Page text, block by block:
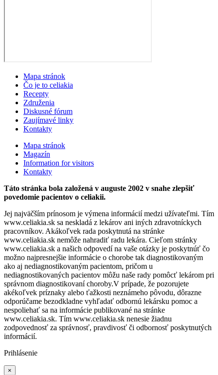
Mapa stránok
Čo je to celiakia
Recepty
Združenia
Diskusné fórum
Zaujímavé linky
Kontakty
Mapa stránok
Magazín
Information for visitors
Kontakty
Táto stránka bola založená v auguste 2002 v snahe zlepšiť
povedomie pacientov o celiakii.
Jej najväčším prínosom je výmena informácií medzi užívateľmi. Tím
www.celiakia.sk sa neskladá z lekárov ani iných zdravotníckych
pracovníkov. Akákoľvek rada poskytnutá na stránke
www.celiakia.sk nemôže nahradiť radu lekára. Cieľom stránky
www.celiakia.sk a našich odpovedí na vaše otázky je poskytnúť čo
možno najpresnejšie informácie o chorobe tak diagnostikovaným
ako aj nediagnostikovaným pacientom, pričom u
nediagnostikovaných pacientov môžu naše rady pomôcť lekárom pri
správnom diagnostikovaní choroby.V prípade, že pozorujete
akékoľvek príznaky alebo ťažkosti neznámeho pôvodu, dôrazne
odporúčame bezodkladne vyhľadať odbornú lekársku pomoc a
nespoliehať sa na informácie publikované na stránke
www.celiakia.sk. Tím www.celiakia.sk nenesie žiadnu
zodpovednosť za správnosť, pravdivosť či odbornosť poskytnutých
informácií.
Prihlásenie
×